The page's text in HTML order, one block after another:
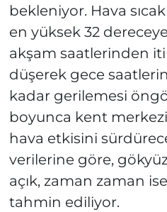
bekleniyor. Hava
en yüksek 32
akşam saatlerinden
düşerek gece
kadar gerilemesi
boyunca kent
hava etkisini
verilerine göre,
açık, zaman zaman
tahmin ediliyor.